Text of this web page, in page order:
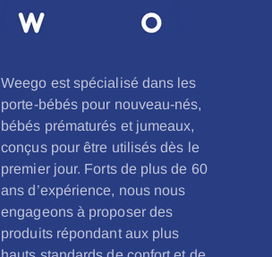
Weego est spécialisé dans les
porte-bébés pour nouveau-nés,
bébés prématurés et jumeaux,
conçus pour être utilisés dès le
premier jour. Forts de plus de 60
ans d’expérience, nous nous
engageons à proposer des
produits répondant aux plus